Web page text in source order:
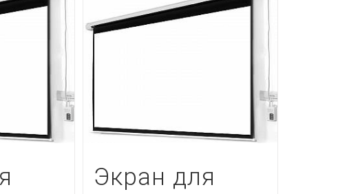
Экран для